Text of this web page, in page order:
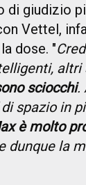
di giudizio
Vettel,
dose. "
altri
sciocchi.
spazio in
è molto
dunque la